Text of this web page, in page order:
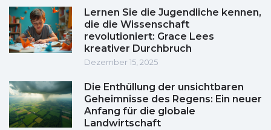
Lernen Sie die Jugendliche kennen,
die die Wissenschaft
revolutioniert: Grace Lees
kreativer Durchbruch
Dezember 15, 2025
Die Enthüllung der unsichtbaren
Geheimnisse des Regens: Ein neuer
Anfang für die globale
Landwirtschaft